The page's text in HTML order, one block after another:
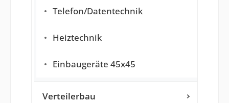
Telefon/Datentechnik
Heiztechnik
Einbaugeräte 45x45
Verteilerbau